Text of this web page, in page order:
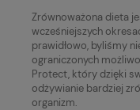
Zrównoważona dieta
wcześniejszych
prawidłowo, byliśmy
ograniczonych
Protect, który dzięki
odżywianie bardziej
organizm.